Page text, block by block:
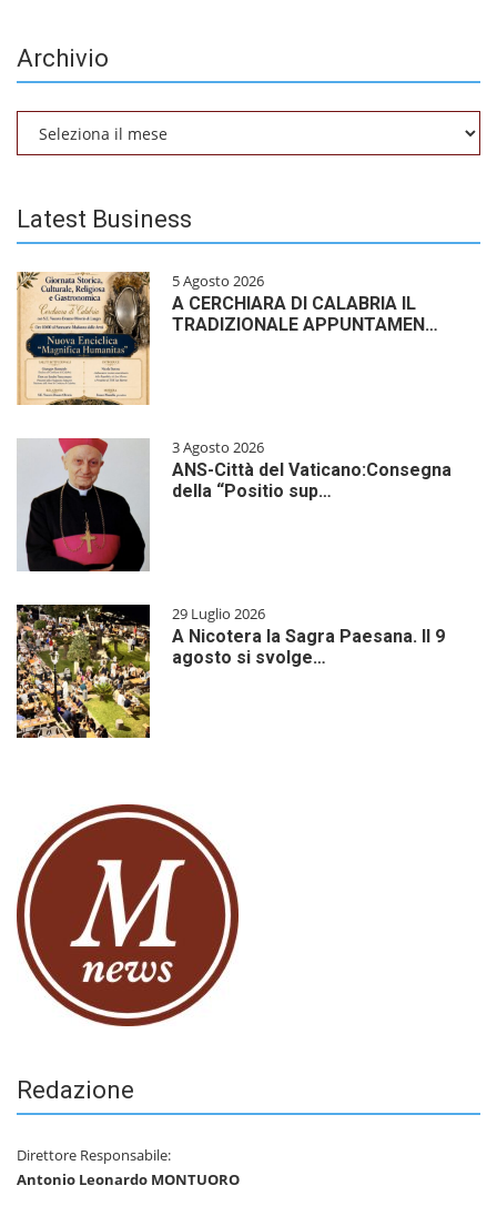
Archivio
Latest Business
5 Agosto 2026
A CERCHIARA DI CALABRIA IL
TRADIZIONALE APPUNTAMEN…
3 Agosto 2026
ANS-Città del Vaticano:Consegna
della “Positio sup…
29 Luglio 2026
A Nicotera la Sagra Paesana. Il 9
agosto si svolge…
Redazione
Direttore Responsabile:
Antonio Leonardo MONTUORO